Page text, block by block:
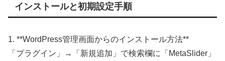
インストールと初期設定手順
1. **WordPress管理画面からのインストール方法**
「プラグイン」→「新規追加」で検索欄に「MetaSlider」